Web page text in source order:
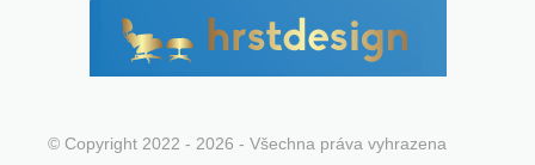
© Copyright 2022 - 2026 - Všechna práva vyhrazena